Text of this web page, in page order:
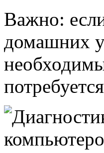
Важно:
домашних